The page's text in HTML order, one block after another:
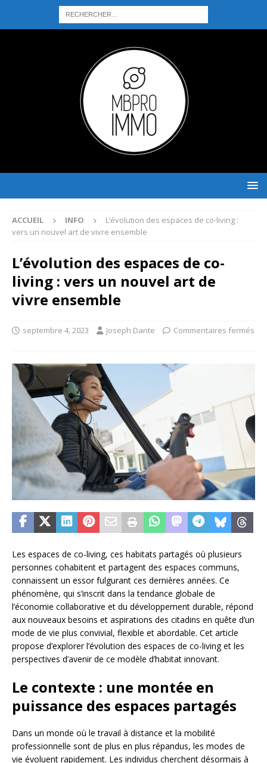
ACCUEIL INFO
L’évolution des espaces de co-living :
vers un nouvel art de vivre ensemble
L’évolution des espaces de co-
living : vers un nouvel art de
vivre ensemble
septembre 4, 2023 Joseph Dante Commentaires fermés
Les espaces de co-living, ces habitats partagés où plusieurs
personnes cohabitent et partagent des espaces communs,
connaissent un essor fulgurant ces dernières années. Ce
phénomène, qui s’inscrit dans la tendance globale de
l’économie collaborative et du développement durable, répond
aux nouveaux besoins et aspirations des citadins en quête d’un
mode de vie plus convivial, flexible et abordable. Cet article
propose d’explorer l’évolution des espaces de co-living et les
perspectives d’avenir de ce modèle d’habitat innovant.
Le contexte : une montée en
puissance des espaces partagés
Dans un monde où le travail à distance et la mobilité
professionnelle sont de plus en plus répandus, les modes de
vie évoluent rapidement. Les individus cherchent désormais à